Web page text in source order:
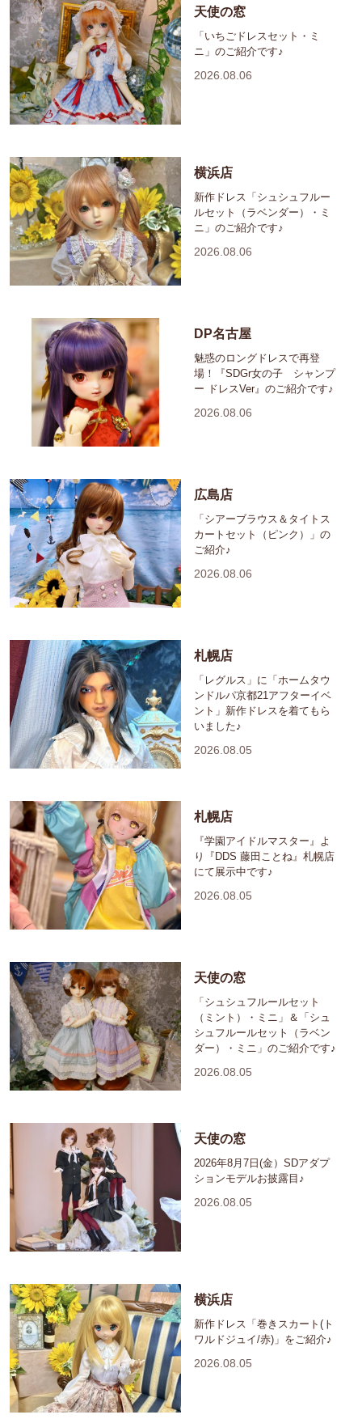
天使の窓
「いちごドレスセット・ミ
ニ」のご紹介です♪
2026.08.06
横浜店
新作ドレス「シュシュフルー
ルセット（ラベンダー）・ミ
ニ」のご紹介です♪
2026.08.06
DP名古屋
魅惑のロングドレスで再登
場！『SDGr女の子 シャンプ
ー ドレスVer』のご紹介です♪
2026.08.06
広島店
「シアーブラウス＆タイトス
カートセット（ピンク）」の
ご紹介♪
2026.08.06
札幌店
「レグルス」に「ホームタウ
ンドルパ京都21アフターイベ
ント」新作ドレスを着てもら
いました♪
2026.08.05
札幌店
『学園アイドルマスター』よ
り『DDS 藤田ことね』札幌店
にて展示中です♪
2026.08.05
天使の窓
「シュシュフルールセット
（ミント）・ミニ」＆「シュ
シュフルールセット（ラベン
ダー）・ミニ」のご紹介です♪
2026.08.05
天使の窓
2026年8月7日(金）SDアダプ
ションモデルお披露目♪
2026.08.05
横浜店
新作ドレス「巻きスカート(ト
ワルドジュイ/赤)」をご紹介♪
2026.08.05